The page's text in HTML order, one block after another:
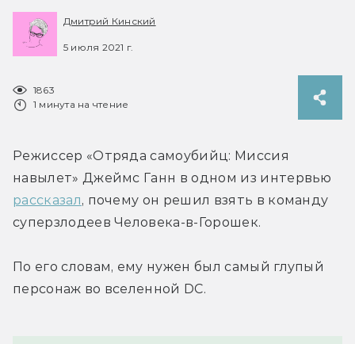
Дмитрий Кинский
5 июля 2021 г.
1863
1 минута на чтение
Режиссер «Отряда самоубийц: Миссия
рассказал, почему он решил взять в команду
суперзлодеев Человека-в-Горошек.
По его словам, ему нужен был самый глупый
персонаж во вселенной DC.